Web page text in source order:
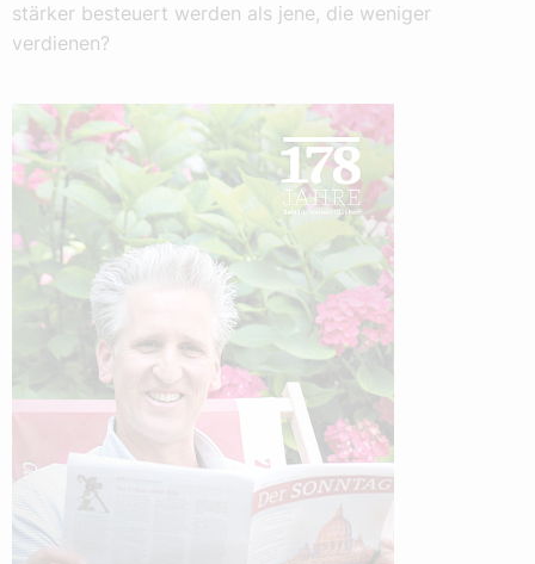
stärker besteuert werden als jene, die weniger
verdienen?